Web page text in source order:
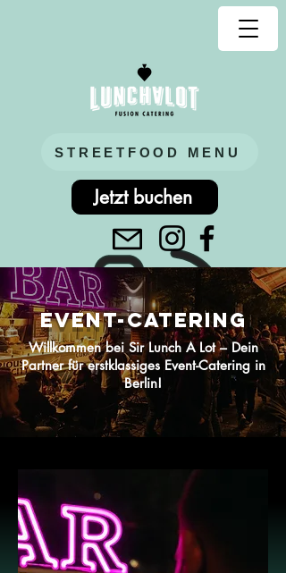
STREETFOOD MENU
Jetzt buchen
EVENt-CATERING
Willkommen bei Sir Lunch A Lot – Dein
Partner für erstklassiges Event-Catering in
Berlin!